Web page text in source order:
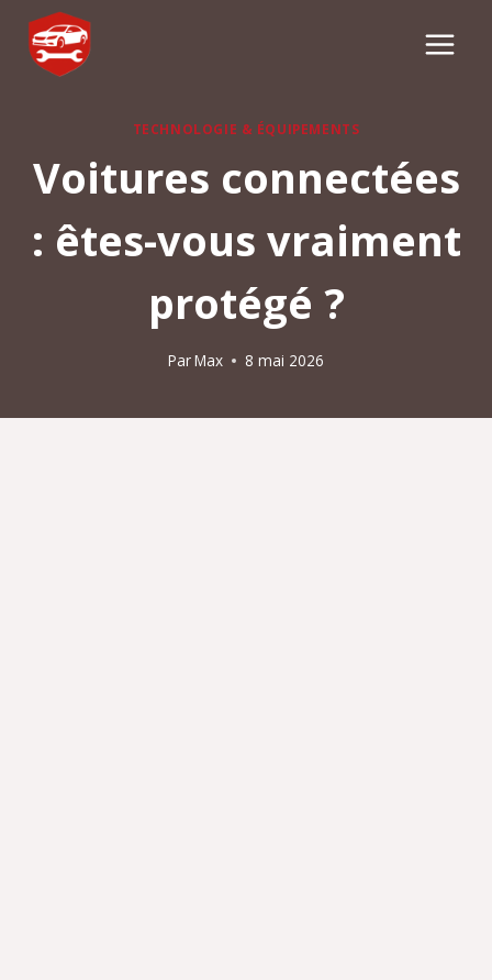
Aller
contenu
TECHNOLOGIE & ÉQUIPEMENTS
Voitures connectées
: êtes-vous vraiment
protégé ?
ParMax 8 mai 2026